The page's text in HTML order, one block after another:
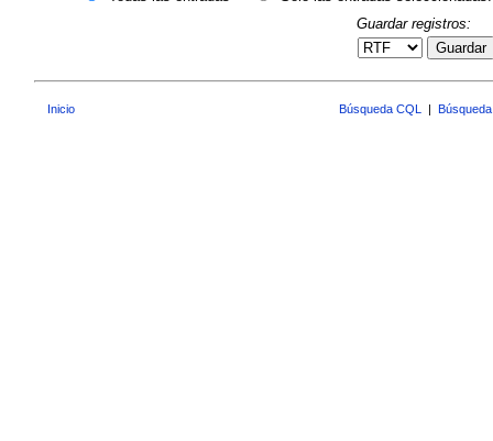
Guardar registros:
Guardar
Inicio Búsqueda CQL